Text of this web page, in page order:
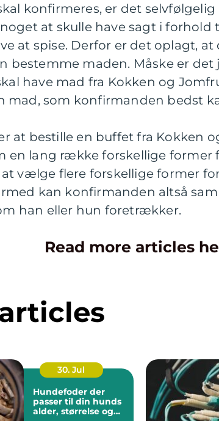
konfirmeres, er det
at skulle have sagt i forhold
at spise. Derfor er det oplagt, at
bestemme maden. Måske er det
have mad fra Kokken og
mad, som konfirmanden bedst
at bestille en buffet fra Kokken
en lang række forskellige former
vælge flere forskellige former
kan konfirmanden altså
han eller hun foretrækker.
Read more articles
30. Jul
Hundefoder der
passer til din hunds
alder, størrelse og